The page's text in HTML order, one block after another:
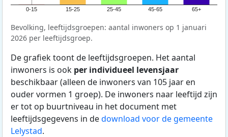
0-15 15-25 25-45 45-65 65+
Bevolking, leeftijdsgroepen: aantal inwoners op 1 januari
2026 per leeftijdsgroep.
De grafiek toont de leeftijdsgroepen. Het aantal
inwoners is ook per individueel levensjaar
beschikbaar (alleen de inwoners van 105 jaar en
ouder vormen 1 groep). De inwoners naar leeftijd zijn
er tot op buurtniveau in het document met
leeftijdsgegevens in dedownload voor de gemeente
Lelystad.